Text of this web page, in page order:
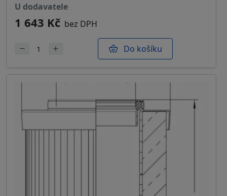
u dodavatele
1 643 Kč bez DPH
Do košíku